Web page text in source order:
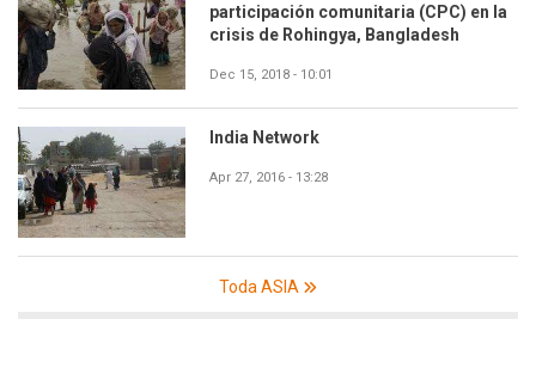
participación comunitaria (CPC) en la
crisis de Rohingya, Bangladesh
Dec 15, 2018 - 10:01
India Network
Apr 27, 2016 - 13:28
Toda ASIA